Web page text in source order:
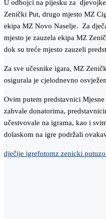
U odbojci na pijesku za
Zenički Put, drugo mjesto MZ
ekipa MZ Novo Naselje. Za
mjesto je zauzela ekipa MZ
dok su treće mjesto zauzeli
Za sve učesnike igara, MZ
osigurala je cjelodnevno
Ovim putem predstavnici
zahvale donatorima,
učestvovale na igrama, kao i
dolaskom na igre podržali
dječije igrefotomz zenicki put